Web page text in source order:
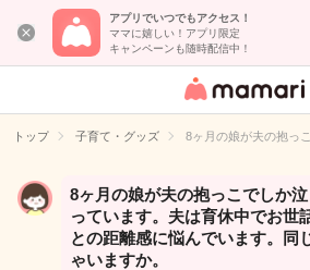
アプリでいつでもアクセス！
ママに嬉しい！アプリ限定
キャンペーンも随時配信中！
女性専用匿名QA
イト
トップ 子育て・グッズ 8ヶ月の娘が夫の抱っ
8ヶ月の娘が夫の抱っこでしか
っています。夫は育休中でお世
との距離感に悩んでいます。同
ゃいますか。